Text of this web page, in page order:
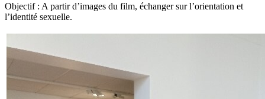
Objectif : A partir d’images du film, échanger sur l’orientation et
l’identité sexuelle.